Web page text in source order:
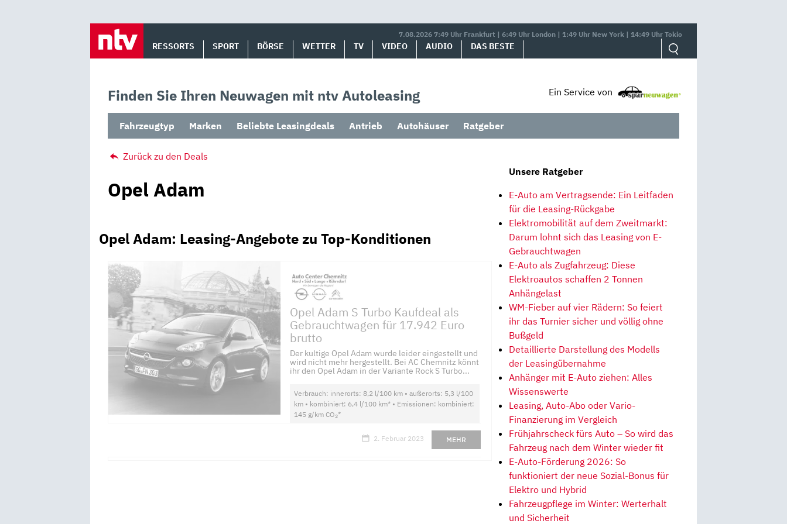
7.08.2026 7:49 Uhr Frankfurt | 6:49 Uhr London | 1:49 Uhr New York | 14:49 Uhr Tokio
RESSORTS SPORT BÖRSE WETTER TV VIDEO AUDIO DAS BESTE
Finden Sie Ihren Neuwagen mit ntv Autoleasing Ein Service von
Fahrzeugtyp Marken Beliebte Leasingdeals Antrieb Autohäuser Ratgeber
Zurück zu den Deals
Opel Adam
Opel Adam: Leasing-Angebote zu Top-Konditionen
Opel Adam S Turbo Kaufdeal als
Gebrauchtwagen für 17.942 Euro
brutto
Der kultige Opel Adam wurde leider eingestellt und
wird nicht mehr hergestellt. Bei AC Chemnitz könnt
ihr den Opel Adam in der Variante Rock S Turbo...
Verbrauch: innerorts: 8,2 l/100 km • außerorts: 5,3 l/100
km • kombiniert: 6,4 l/100 km* • Emissionen: kombiniert:
145 g/km CO2*
2. Februar 2023 MEHR
Unsere Ratgeber
E-Auto am Vertragsende: Ein Leitfaden
für die Leasing-Rückgabe
Elektromobilität auf dem Zweitmarkt:
Darum lohnt sich das Leasing von E-
Gebrauchtwagen
E-Auto als Zugfahrzeug: Diese
Elektroautos schaffen 2 Tonnen
Anhängelast
WM-Fieber auf vier Rädern: So feiert
ihr das Turnier sicher und völlig ohne
Bußgeld
Detaillierte Darstellung des Modells
der Leasingübernahme
Anhänger mit E-Auto ziehen: Alles
Wissenswerte
Leasing, Auto-Abo oder Vario-
Finanzierung im Vergleich
Frühjahrscheck fürs Auto – So wird das
Fahrzeug nach dem Winter wieder fit
E-Auto-Förderung 2026: So
funktioniert der neue Sozial-Bonus für
Elektro und Hybrid
Fahrzeugpflege im Winter: Werterhalt
und Sicherheit